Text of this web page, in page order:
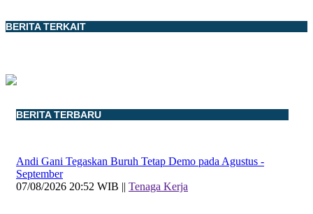
BERITA TERKAIT
BERITA TERBARU
Andi Gani Tegaskan Buruh Tetap Demo pada Agustus -
September
07/08/2026 20:52 WIB || Tenaga Kerja